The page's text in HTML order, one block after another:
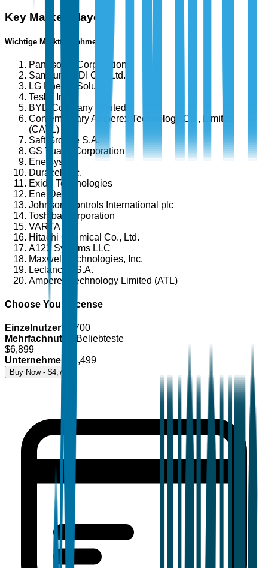
Key Market Players
Wichtige Marktteilnehmer
Panasonic Corporation
Samsung SDI Co., Ltd.
LG Energy Solution
Tesla, Inc.
BYD Company Limited
Contemporary Amperex Technology Co., Limited
(CATL)
Saft Groupe S.A.
GS Yuasa Corporation
Enersys
Duracell Inc.
Exide Technologies
EnerDel
Johnson Controls International plc
Toshiba Corporation
VARTA AG
Hitachi Chemical Co., Ltd.
A123 Systems LLC
Maxwell Technologies, Inc.
Leclanché S.A.
Amperex Technology Limited (ATL)
Choose Your License
Einzelnutzer$
4,700
Mehrfachnutzer
Beliebteste
$6,899
Unternehmen
8,499
Buy Now - $4,700